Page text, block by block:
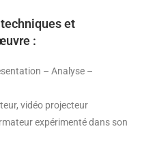
et
:
– Analyse –
vidéo projecteur
expérimenté dans son